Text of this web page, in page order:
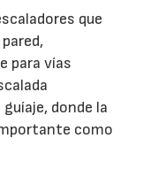
que
para vías
donde la
como